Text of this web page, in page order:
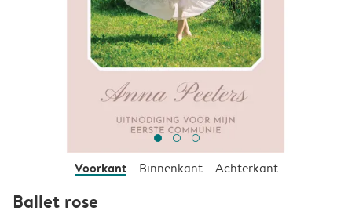
Voorkant Binnenkant Achterkant
Ballet rose